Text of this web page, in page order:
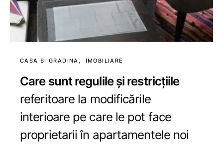
CASA SI GRADINA IMOBILIARE
Care sunt regulile și restricțiile
referitoare la modificările
interioare pe care le pot face
proprietarii în apartamentele noi